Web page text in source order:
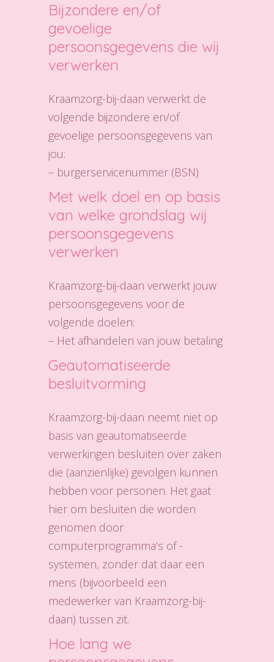
Bijzondere en/of
gevoelige
persoonsgegevens die wij
verwerken
Kraamzorg-bij-daan verwerkt de
volgende bijzondere en/of
gevoelige persoonsgegevens van
jou:
– burgerservicenummer (BSN)
Met welk doel en op basis
van welke grondslag wij
persoonsgegevens
verwerken
Kraamzorg-bij-daan verwerkt jouw
persoonsgegevens voor de
volgende doelen:
– Het afhandelen van jouw betaling
Geautomatiseerde
besluitvorming
Kraamzorg-bij-daan neemt niet op
basis van geautomatiseerde
verwerkingen besluiten over zaken
die (aanzienlijke) gevolgen kunnen
hebben voor personen. Het gaat
hier om besluiten die worden
genomen door
computerprogramma’s of -
systemen, zonder dat daar een
mens (bijvoorbeeld een
medewerker van Kraamzorg-bij-
daan) tussen zit.
Hoe lang we